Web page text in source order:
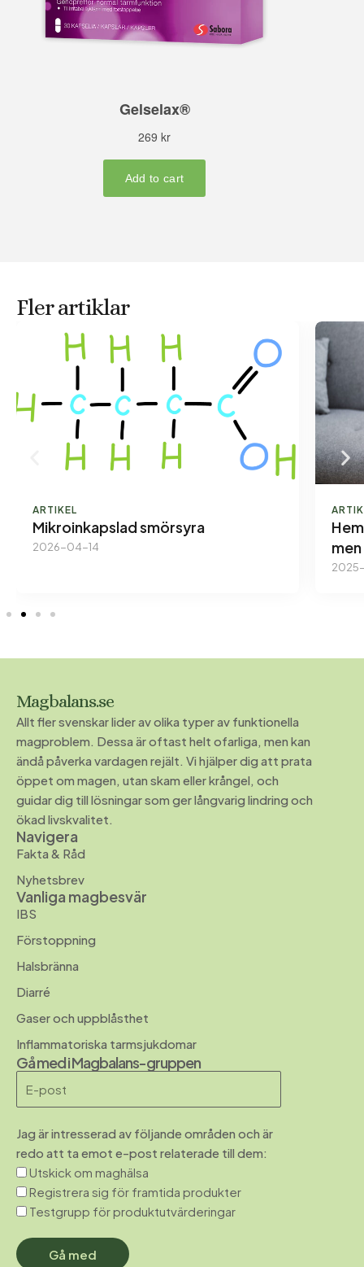
Fler artiklar
ARTIKEL
Mikroinkapslad smörsyra
2026-04-14
Magbalans.se
Allt fler svenskar lider av olika typer av funktionella
magproblem. Dessa är oftast helt ofarliga, men kan
ändå påverka vardagen rejält. Vi hjälper dig att prata
öppet om magen, utan skam eller krångel, och
guidar dig till lösningar som ger långvarig lindring och
ökad livskvalitet.
Navigera
Fakta & Råd
Nyhetsbrev
Vanliga magbesvär
IBS
Förstoppning
Halsbränna
Diarré
Gaser och uppblåsthet
Inflammatoriska tarmsjukdomar
Gå med i Magbalans-gruppen
Jag är intresserad av följande områden och är
redo att ta emot e-post relaterade till dem:
Utskick om maghälsa
Registrera sig för framtida produkter
Testgrupp för produktutvärderingar
Gå med